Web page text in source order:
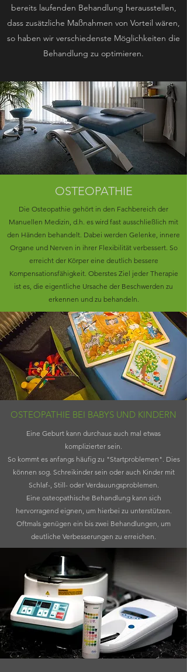
bereits laufenden Behandlung herausstellen,
dass zusätzliche Maßnahmen von Vorteil wären,
so haben wir verschiedenste Möglichkeiten die
Behandlung zu optimieren.
OSTEOPATHIE
Die Osteopathie gehört in den Fachbereich der
Manuellen Medizin, d.h. es wird fast ausschließlich mit
den Händen behandelt. Dabei werden Gelenke, innere
Organe und Nerven in ihrer Flexibilität verbessert. So
erreicht der Körper eine deutlich bessere
Kompensationsfähigkeit. Oberstes Ziel jeder Therapie
ist es, die eigentliche Ursache der Beschwerden zu
erkennen und zu behandeln.
OSTEOPATHIE BEI BABYS UND KINDERN
Eine Geburt kann durchaus auch mal etwas
komplizierter sein.
So kommt es anfangs häufig zu "Startproblemen". Dies
können sog. Schreikinder sein oder auch Kinder mit
Schlaf-, Still- oder Verdauungsproblemen.
Eine osteopathische Behandlung kann sich
hervorragend eignen, um hierbei zu unterstützen.
Oftmals genügen ein bis zwei Behandlungen, um
deutliche Verbesserungen zu erreichen.